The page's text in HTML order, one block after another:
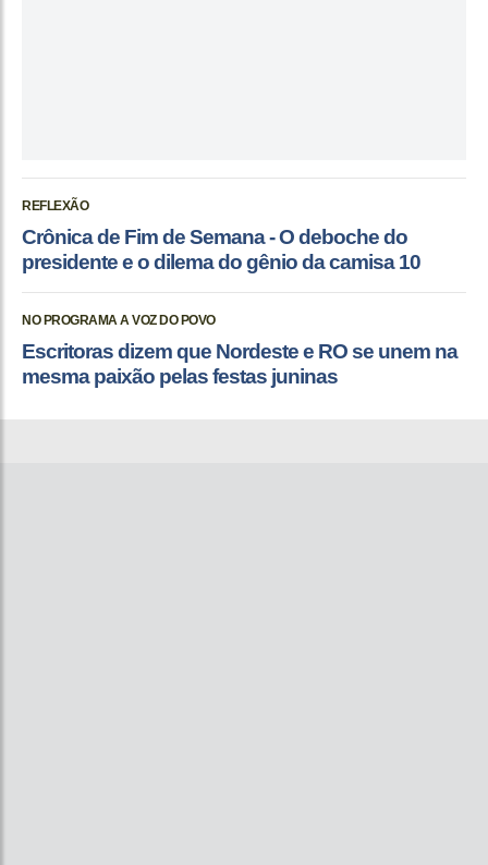
REFLEXÃO
Crônica de Fim de Semana - O deboche do
presidente e o dilema do gênio da camisa 10
NO PROGRAMA A VOZ DO POVO
Escritoras dizem que Nordeste e RO se unem na
mesma paixão pelas festas juninas